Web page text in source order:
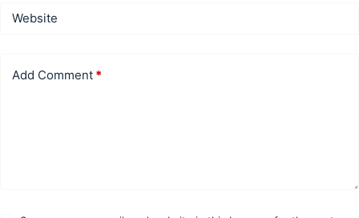
Website
Add Comment *